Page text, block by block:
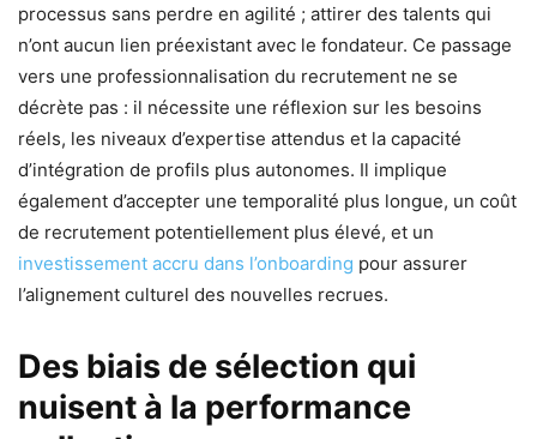
processus sans perdre en agilité ; attirer des talents qui
n’ont aucun lien préexistant avec le fondateur. Ce passage
vers une professionnalisation du recrutement ne se
décrète pas : il nécessite une réflexion sur les besoins
réels, les niveaux d’expertise attendus et la capacité
d’intégration de profils plus autonomes. Il implique
également d’accepter une temporalité plus longue, un coût
de recrutement potentiellement plus élevé, et un
investissement accru dans l’onboarding pour assurer
l’alignement culturel des nouvelles recrues.
Des biais de sélection qui
nuisent à la performance